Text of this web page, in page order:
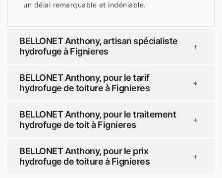
un délai remarquable et indéniable.
BELLONET Anthony, artisan spécialiste
hydrofuge à Fignieres
+
BELLONET Anthony, pour le tarif
hydrofuge de toiture à Fignieres
+
BELLONET Anthony, pour le traitement
hydrofuge de toit à Fignieres
+
BELLONET Anthony, pour le prix
hydrofuge de toiture à Fignieres
+